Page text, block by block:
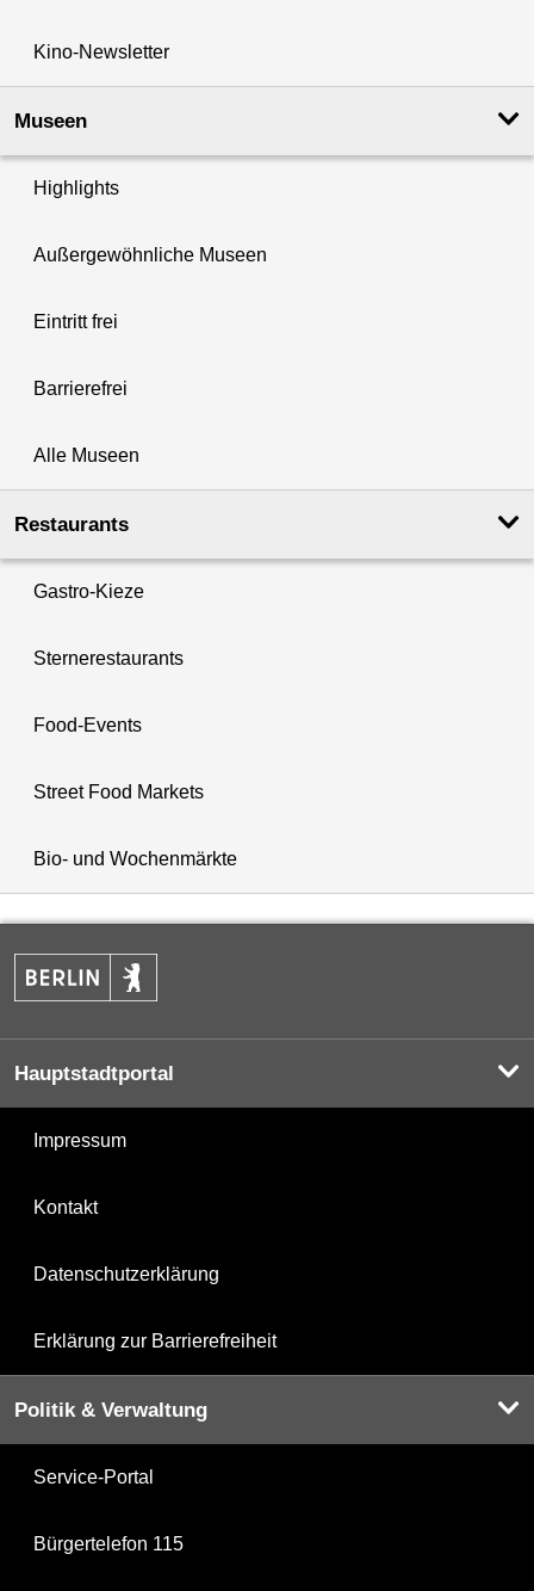
Kino-Newsletter
Museen
Highlights
Außergewöhnliche Museen
Eintritt frei
Barrierefrei
Alle Museen
Restaurants
Gastro-Kieze
Sternerestaurants
Food-Events
Street Food Markets
Bio- und Wochenmärkte
Hauptstadtportal
Impressum
Kontakt
Datenschutzerklärung
Erklärung zur Barrierefreiheit
Politik & Verwaltung
Service-Portal
Bürgertelefon 115